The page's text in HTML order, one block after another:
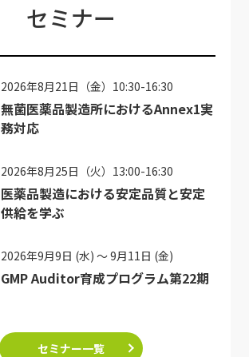
セミナー
2026年8月21日（金）10:30-16:30
無菌医薬品製造所におけるAnnex1実
務対応
2026年8月25日（火）13:00-16:30
医薬品製造における安定品質と安定
供給を学ぶ
2026年9月9日 (水) ～ 9月11日 (金)
GMP Auditor育成プログラム第22期
セミナー一覧